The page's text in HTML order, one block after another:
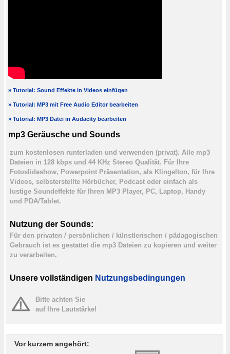
» Tutorial: Sound Effekte in Videos einfügen
» Tutorial: MP3 mit Free Audio Editor bearbeiten
» Tutorial: MP3 Datei in Audacity bearbeiten
mp3 Geräusche und Sounds
zum kostenlosen runterladen und verwenden (privat). Alle mp3
Dateien in 128 kbps und 44 KHz Stereo Qualität. Für Ihre
Fotoslideshow, Powerpoint Präsentation, als Klingelton, für Ihre
Videos, selbsterstellte Hörbücher, Podcast oder einfach als
lustige Soundeffekte für Ihren MP3 Player, PC, Laptop, Handy
und PDA/Tablet.
Nutzung der Sounds:
Für den privaten / persönlichen / künstlerischen / pädagogischen
Gebrauch ist es gestattet die mp3 Dateien zu kopieren und weiter
zu verarbeiten.
Unsere vollständigen Nutzungsbedingungen
Bitte achten Sie
auf Ihre Lautstärke!
Vor kurzem angehört: